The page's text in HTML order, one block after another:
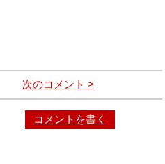
次のコメント >
コメントを書く